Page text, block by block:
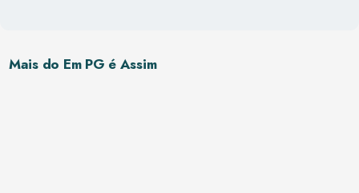
Mais do Em PG é Assim